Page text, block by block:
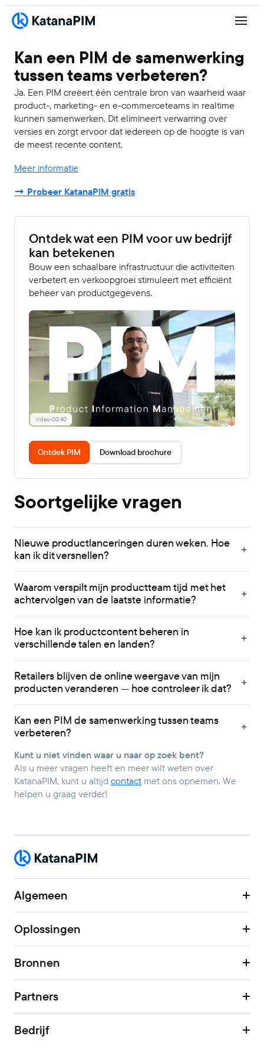
Kan een PIM de samenwerking
tussen teams verbeteren?
Ja. Een PIM creëert één centrale bron van waarheid waar
product-, marketing- en e-commerceteams in realtime
kunnen samenwerken. Dit elimineert verwarring over
versies en zorgt ervoor dat iedereen op de hoogte is van
de meest recente content.
Meer informatie
→ Probeer KatanaPIM gratis
Ontdek wat een PIM voor uw bedrijf
kan betekenen
Bouw een schaalbare infrastructuur die activiteiten
verbetert en verkoopgroei stimuleert met efficiënt
beheer van productgegevens.
Video-00:40
Ontdek PIM Download brochure
Soortgelijke vragen
Nieuwe productlanceringen duren weken. Hoe
kan ik dit versnellen?
Waarom verspilt mijn productteam tijd met het
achtervolgen van de laatste informatie?
Hoe kan ik productcontent beheren in
verschillende talen en landen?
Retailers blijven de online weergave van mijn
producten veranderen — hoe controleer ik dat?
Kan een PIM de samenwerking tussen teams
verbeteren?
Kunt u niet vinden waar u naar op zoek bent?
Als u meer vragen heeft en meer wilt weten over
KatanaPIM, kunt u altijd contact met ons opnemen. We
helpen u graag verder!
Algemeen
Oplossingen
Bronnen
Partners
Bedrijf